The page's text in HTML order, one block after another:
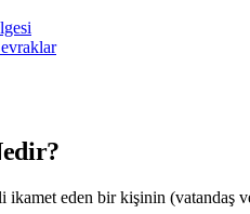
eden bir kişinin (vatandaş